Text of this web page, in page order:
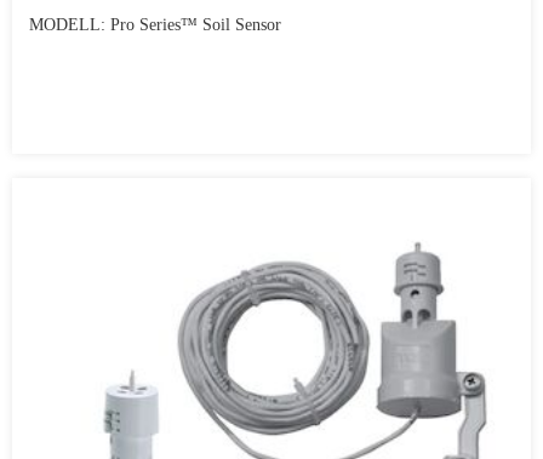
MODELL: Pro Series™ Soil Sensor